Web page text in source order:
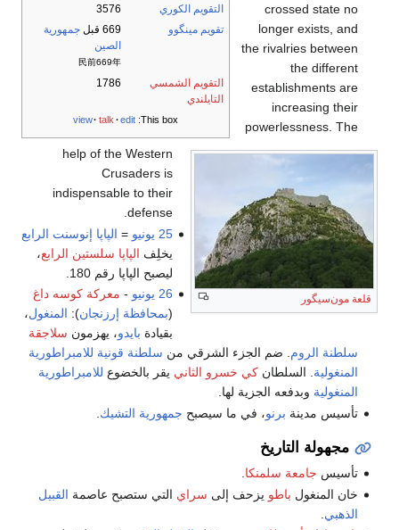
التقويم الكوري
3576
تقويم مينگوو
669 قبل
جمهورية
الصين
民前669年
التقويم الشمسي
التايلندي
1786
This box:
view talk edit
قلعة مون‌سيگور
crossed state no
longer exists, and
the rivalries between
the different
establishments are
increasing their
powerlessness. The
help of the Western
Crusaders is
indispensable to their
defense.
25 يونيو
= الپاپا إنوسنت الرابع
يخلِف الپاپا سلستين الرابع،
ليصبح الپاپا رقم 180.
26 يونيو
- معركة كوسه داغ
(بمحافظة إرزنجان): المنغول،
بقيادة بايدو، يهزمون سلاجقة
سلطنة الروم. ضم الجزء الشرقي من سلطنة قونية للامبراطورية
المنغولية. السلطانكي خسرو الثاني يقر بالخضوع للامبراطورية
المنغولية وبدفعه الجزية لها.
تأسيس مدينة برنو، في ما سيصبح جمهورية التشيك
مجهولة التاريخ
تأسيس جامعة سلمنكا.
خان المنغول باطو يزحف إلى سراي التي ستصبح عاصمة القبيل
الذهبي